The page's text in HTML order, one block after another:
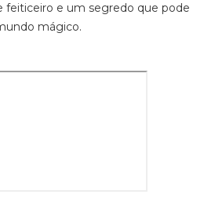
feiticeiro e um segredo que pode
mágico.